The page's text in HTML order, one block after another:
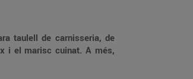
taulell de carnisseria, de
i el marisc cuinat. A més,